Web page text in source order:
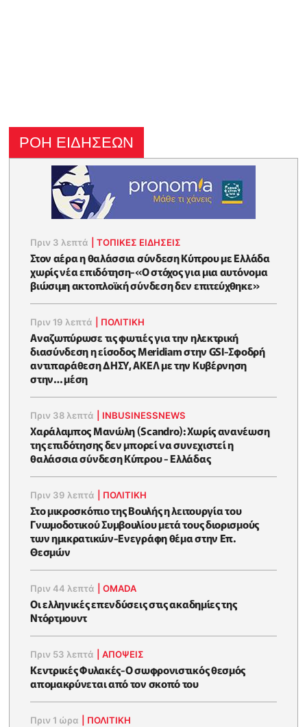
ΡΟΗ ΕΙΔΗΣΕΩΝ
Πριν 3 λεπτά |ΤΟΠΙΚΕΣ ΕΙΔΗΣΕΙΣ
Στον αέρα η θαλάσσια σύνδεση Κύπρου με Ελλάδα
χωρίς νέα επιδότηση-«Ο στόχος για μια αυτόνομα
βιώσιμη ακτοπλοϊκή σύνδεση δεν επιτεύχθηκε»
Πριν 19 λεπτά ΠΟΛΙΤΙΚΗ
Αναζωπύρωσε τις φωτιές για την ηλεκτρική
διασύνδεση η είσοδος Meridiam στην GSI-Σφοδρή
αντιπαράθεση ΔΗΣΥ, ΑΚΕΛ με την Κυβέρνηση
στην… μέση
Πριν 38 λεπτά INBUSINESSNEWS
Χαράλαμπος Μανώλη (Scandro): Χωρίς ανανέωση
της επιδότησης δεν μπορεί να συνεχιστεί η
θαλάσσια σύνδεση Κύπρου - Ελλάδας
Πριν 39 λεπτά ΠΟΛΙΤΙΚΗ
Στο μικροσκόπιο της Βουλής η λειτουργία του
Γνωμοδοτικού Συμβουλίου μετά τους διορισμούς
των ημικρατικών-Ενεγράφη θέμα στην Επ.
Θεσμών
Πριν 44 λεπτά |OMADA
Οι ελληνικές επενδύσεις στις ακαδημίες της
Ντόρτμουντ
Πριν 53 λεπτά |ΑΠΌΨΕΙΣ
Κεντρικές Φυλακές-O σωφρονιστικός θεσμός
απομακρύνεται από τον σκοπό του
Πριν 1 ώρα ΠΟΛΙΤΙΚΗ